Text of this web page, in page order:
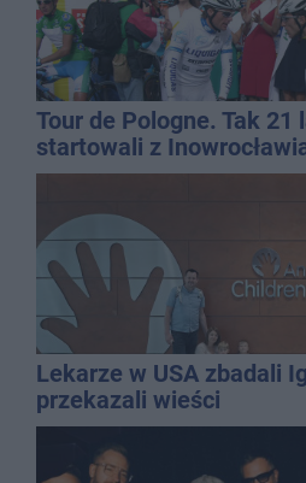
Tour de Pologne. Tak
startowali z
Lekarze w USA zbadali
przekazali wieści